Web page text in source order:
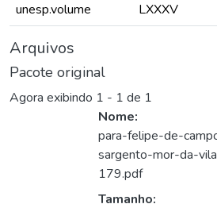
unesp.volume
LXXXV
Arquivos
Pacote original
Agora exibindo 1 - 1 de 1
Nome:
para-felipe-de-
sargento-mor-da-
179.pdf
Tamanho: